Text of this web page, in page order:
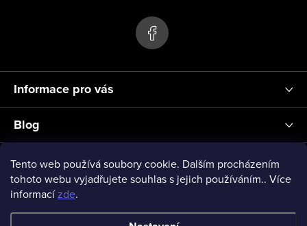
Tento web používá soubory cookie. Dalším procházením
tohoto webu vyjadřujete souhlas s jejich používáním.. Více
informacízde.
í Informace pro vás
Blog
Přihlášení